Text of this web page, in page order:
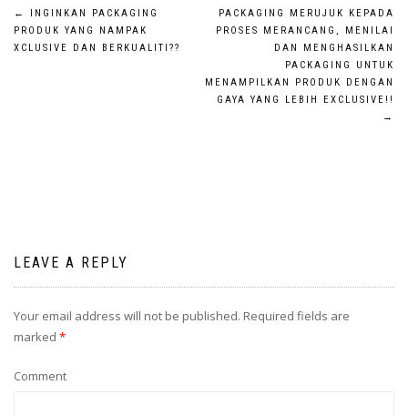
←
INGINKAN PACKAGING
PRODUK YANG NAMPAK
XCLUSIVE DAN BERKUALITI??
PACKAGING MERUJUK KEPADA
PROSES MERANCANG, MENILAI
DAN MENGHASILKAN
PACKAGING UNTUK
MENAMPILKAN PRODUK DENGAN
GAYA YANG LEBIH EXCLUSIVE!!
→
LEAVE A REPLY
Your email address will not be published. Required fields are
marked *
Comment